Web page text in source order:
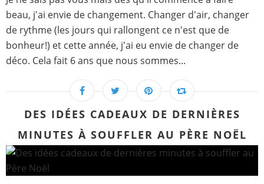
beau, j'ai envie de changement. Changer d'air, changer
de rythme (les jours qui rallongent ce n'est que de
bonheur!) et cette année, j'ai eu envie de changer de
déco. Cela fait 6 ans que nous sommes...
DES IDÉES CADEAUX DE DERNIÈRES
MINUTES À SOUFFLER AU PÈRE NOËL